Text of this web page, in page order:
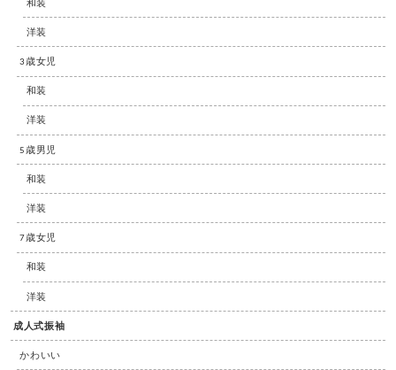
和装
洋装
3歳女児
和装
洋装
5歳男児
和装
洋装
7歳女児
和装
洋装
成人式振袖
かわいい